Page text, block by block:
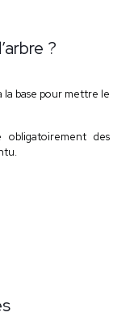
?
la base pour mettre le
obligatoirement des